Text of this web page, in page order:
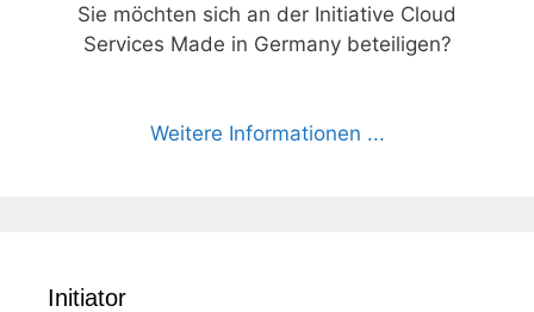
Sie möchten sich an der Initiative Cloud
Services Made in Germany beteiligen?
Weitere Informationen ...
Initiator